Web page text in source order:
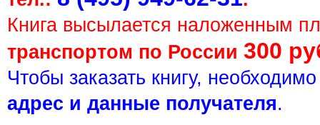
Книга высылается наложенным
транспортом по России 300
Чтобы заказать книгу,
адрес и данные получателя.